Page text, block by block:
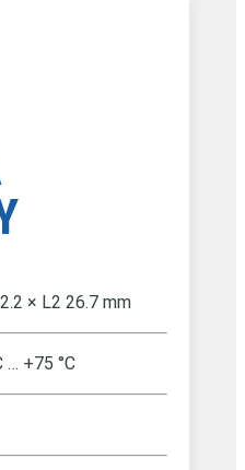
× L2 26.7 mm
… +75 °C